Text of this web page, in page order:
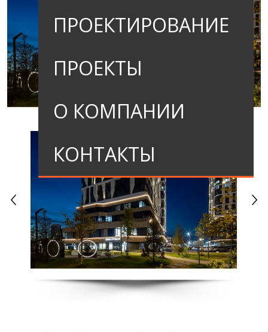
ПРОЕКТИРОВАНИЕ
ПРОЕКТЫ
О КОМПАНИИ
КОНТАКТЫ